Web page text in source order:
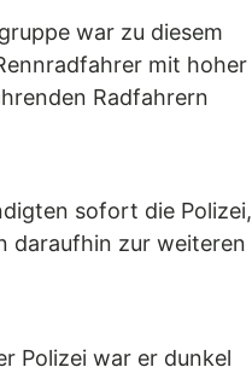
war zu diesem
mit hoher
Radfahrern
sofort die Polizei,
daraufhin zur weiteren
Polizei war er dunkel